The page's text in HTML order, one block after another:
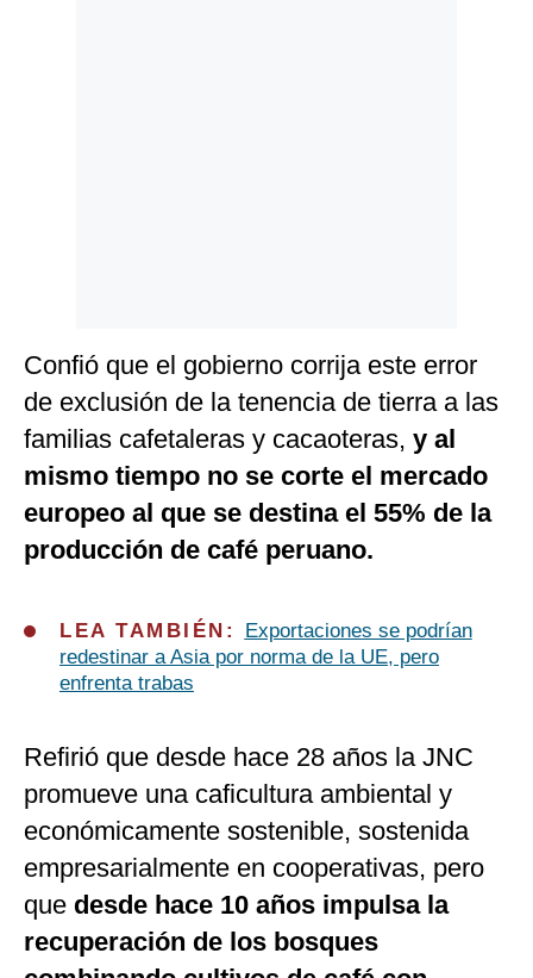
Confió que el gobierno corrija este error
de exclusión de la tenencia de tierra a las
familias cafetaleras y cacaoteras, y al
mismo tiempo no se corte el mercado
europeo al que se destina el 55% de la
producción de café peruano.
LEA TAMBIÉN:
Exportaciones se podrían
redestinar a Asia por norma de la UE, pero
enfrenta trabas
Refirió que desde hace 28 años la JNC
promueve una caficultura ambiental y
económicamente sostenible, sostenida
empresarialmente en cooperativas, pero
que desde hace 10 años impulsa la
recuperación de los bosques